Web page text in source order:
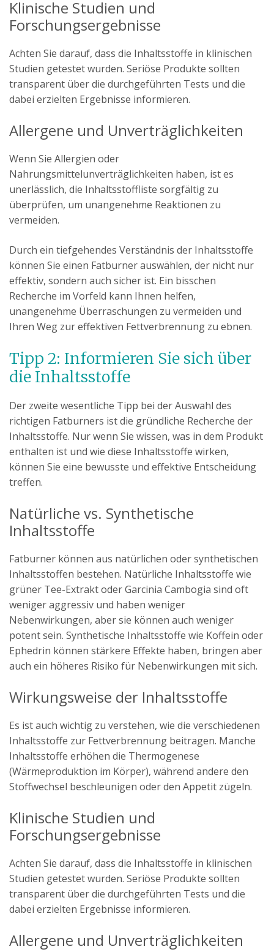
Klinische Studien und
Forschungsergebnisse
Achten Sie darauf, dass die Inhaltsstoffe in klinischen
Studien getestet wurden. Seriöse Produkte sollten
transparent über die durchgeführten Tests und die
dabei erzielten Ergebnisse informieren.
Allergene und Unverträglichkeiten
Wenn Sie Allergien oder
Nahrungsmittelunverträglichkeiten haben, ist es
unerlässlich, die Inhaltsstoffliste sorgfältig zu
überprüfen, um unangenehme Reaktionen zu
vermeiden.
Durch ein tiefgehendes Verständnis der Inhaltsstoffe
können Sie einen Fatburner auswählen, der nicht nur
effektiv, sondern auch sicher ist. Ein bisschen
Recherche im Vorfeld kann Ihnen helfen,
unangenehme Überraschungen zu vermeiden und
Ihren Weg zur effektiven Fettverbrennung zu ebnen.
Tipp 2: Informieren Sie sich über
die Inhaltsstoffe
Der zweite wesentliche Tipp bei der Auswahl des
richtigen Fatburners ist die gründliche Recherche der
Inhaltsstoffe. Nur wenn Sie wissen, was in dem Produkt
enthalten ist und wie diese Inhaltsstoffe wirken,
können Sie eine bewusste und effektive Entscheidung
treffen.
Natürliche vs. Synthetische
Inhaltsstoffe
Fatburner können aus natürlichen oder synthetischen
Inhaltsstoffen bestehen. Natürliche Inhaltsstoffe wie
grüner Tee-Extrakt oder Garcinia Cambogia sind oft
weniger aggressiv und haben weniger
Nebenwirkungen, aber sie können auch weniger
potent sein. Synthetische Inhaltsstoffe wie Koffein oder
Ephedrin können stärkere Effekte haben, bringen aber
auch ein höheres Risiko für Nebenwirkungen mit sich.
Wirkungsweise der Inhaltsstoffe
Es ist auch wichtig zu verstehen, wie die verschiedenen
Inhaltsstoffe zur Fettverbrennung beitragen. Manche
Inhaltsstoffe erhöhen die Thermogenese
(Wärmeproduktion im Körper), während andere den
Stoffwechsel beschleunigen oder den Appetit zügeln.
Klinische Studien und
Forschungsergebnisse
Achten Sie darauf, dass die Inhaltsstoffe in klinischen
Studien getestet wurden. Seriöse Produkte sollten
transparent über die durchgeführten Tests und die
dabei erzielten Ergebnisse informieren.
Allergene und Unverträglichkeiten